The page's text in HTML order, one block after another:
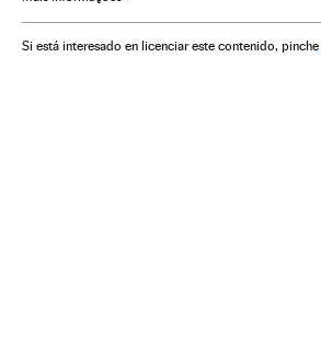
Acontecimentos
Planeta Futuro
Si está interesado en licenciar este contenido, pinche